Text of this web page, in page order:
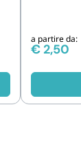
a partire da:
€ 2,50